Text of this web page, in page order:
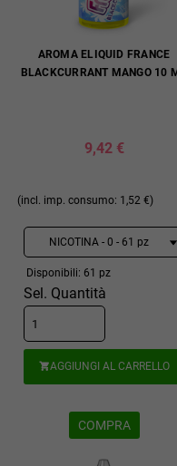
AROMA ELIQUID FRANCE
BLACKCURRANT MANGO 10
9,42 €
(incl. imp. consumo: 1,52 €)
Disponibili: 61 pz
Sel. Quantità
AGGIUNGI AL CARRELLO
COMPRA